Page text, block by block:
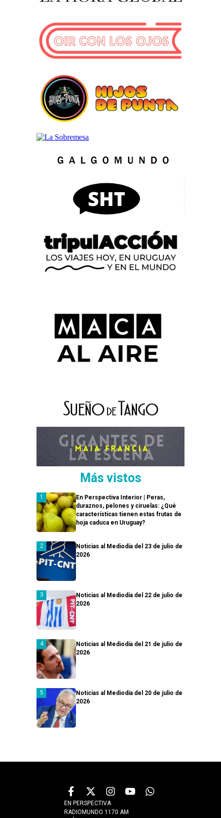
Más vistos
En Perspectiva Interior | Peras,
duraznos, pelones y ciruelas: ¿Qué
características tienen estas frutas de
hoja caduca en Uruguay?
Noticias al Mediodía del 23 de julio de
2026
Noticias al Mediodía del 22 de julio de
2026
Noticias al Mediodía del 21 de julio de
2026
Noticias al Mediodía del 20 de julio de
2026
EN PERSPECTIVA
RADIOMUNDO 1170 AM